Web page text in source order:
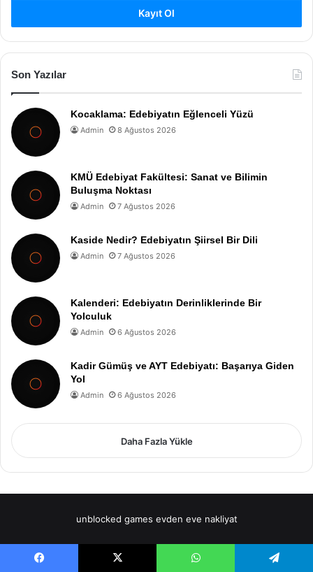
Kayıt Ol
Son Yazılar
Kocaklama: Edebiyatın Eğlenceli Yüzü
Admin 8 Ağustos 2026
KMÜ Edebiyat Fakültesi: Sanat ve Bilimin
Buluşma Noktası
Admin 7 Ağustos 2026
Kaside Nedir? Edebiyatın Şiirsel Bir Dili
Admin 7 Ağustos 2026
Kalenderi: Edebiyatın Derinliklerinde Bir
Yolculuk
Admin 6 Ağustos 2026
Kadir Gümüş ve AYT Edebiyatı: Başarıya Giden
Yol
Admin 6 Ağustos 2026
Daha Fazla Yükle
unblocked games evden eve nakliyat